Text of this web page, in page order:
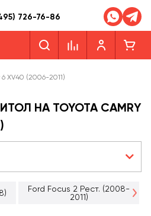
726-76-86
XV40 (2006-2011)
НА TOYOTA CAMRY
Ford Focus 2 Рест. (2008-
2011)